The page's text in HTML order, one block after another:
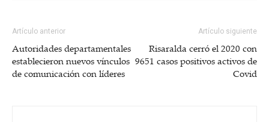
Artículo anterior
Autoridades departamentales
establecieron nuevos vínculos
de comunicación con líderes
Artículo siguiente
Risaralda cerró el 2020 con
9651 casos positivos activos de
Covid